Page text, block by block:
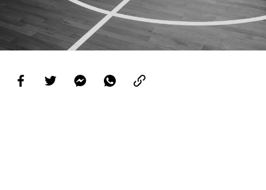
PROJETOS
LIGA BETCLIC MASCULINA